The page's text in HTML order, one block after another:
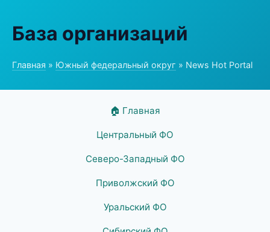
База организаций
Главная » Южный федеральный округ » News Hot Portal
🏠 Главная
Центральный ФО
Северо-Западный ФО
Приволжский ФО
Уральский ФО